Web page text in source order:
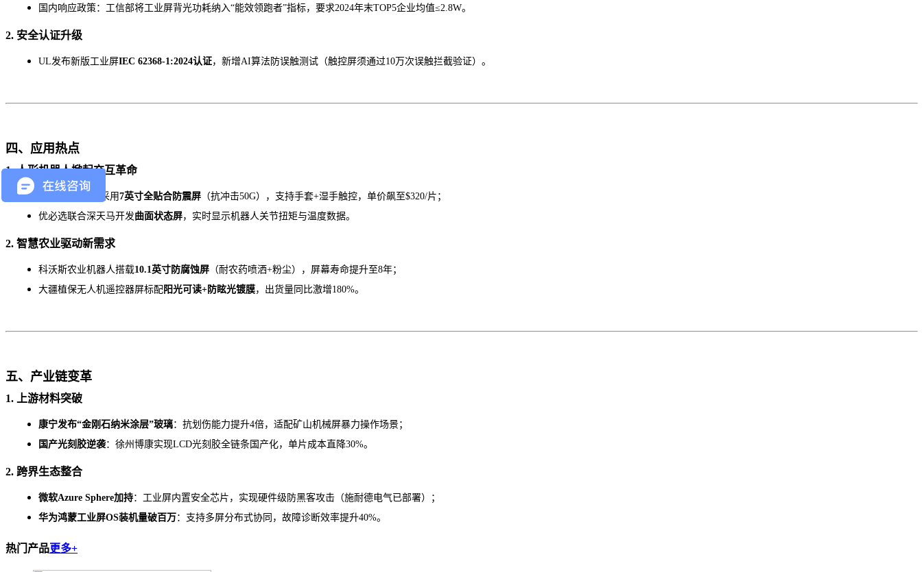
国内响应政策：工信部将工业屏背光功耗纳入“能效领跑者”指标，要求2024年末TOP5企业均值≤2.8W。
2. 安全认证升级
UL发布新版工业屏IEC 62368-1:2024认证，新增AI算法防误触测试（触控屏须通过10万次误触拦截验证）。
四、应用热点
1. 人形机器人掀起交互革命
Optimus采用7英寸全贴合防震屏 （抗冲击50G），支持手套+湿手触控，单价飙至$320/片；
优必选联合深天马开发曲面状态屏，实时显示机器人关节扭矩与温度数据。
2. 智慧农业驱动新需求
科沃斯农业机器人搭载10.1英寸防腐蚀屏 （耐农药喷洒+粉尘），屏幕寿命提升至8年；
大疆植保无人机遥控器屏标配 阳光可读+防眩光镀膜，出货量同比激增180%。
五、产业链变革
1. 上游材料突破
康宁发布“金刚石纳米涂层”玻璃：抗划伤能力提升4倍，适配矿山机械屏暴力操作场景；
国产光刻胶逆袭：徐州博康实现LCD光刻胶全链条国产化，单片成本直降30%。
2. 跨界生态整合
微软Azure Sphere加持：工业屏内置安全芯片，实现硬件级防黑客攻击（施耐德电气已部署）；
华为鸿蒙工业屏OS装机量破百万 ：支持多屏分布式协同，故障诊断效率提升40%。
热门产品更多+